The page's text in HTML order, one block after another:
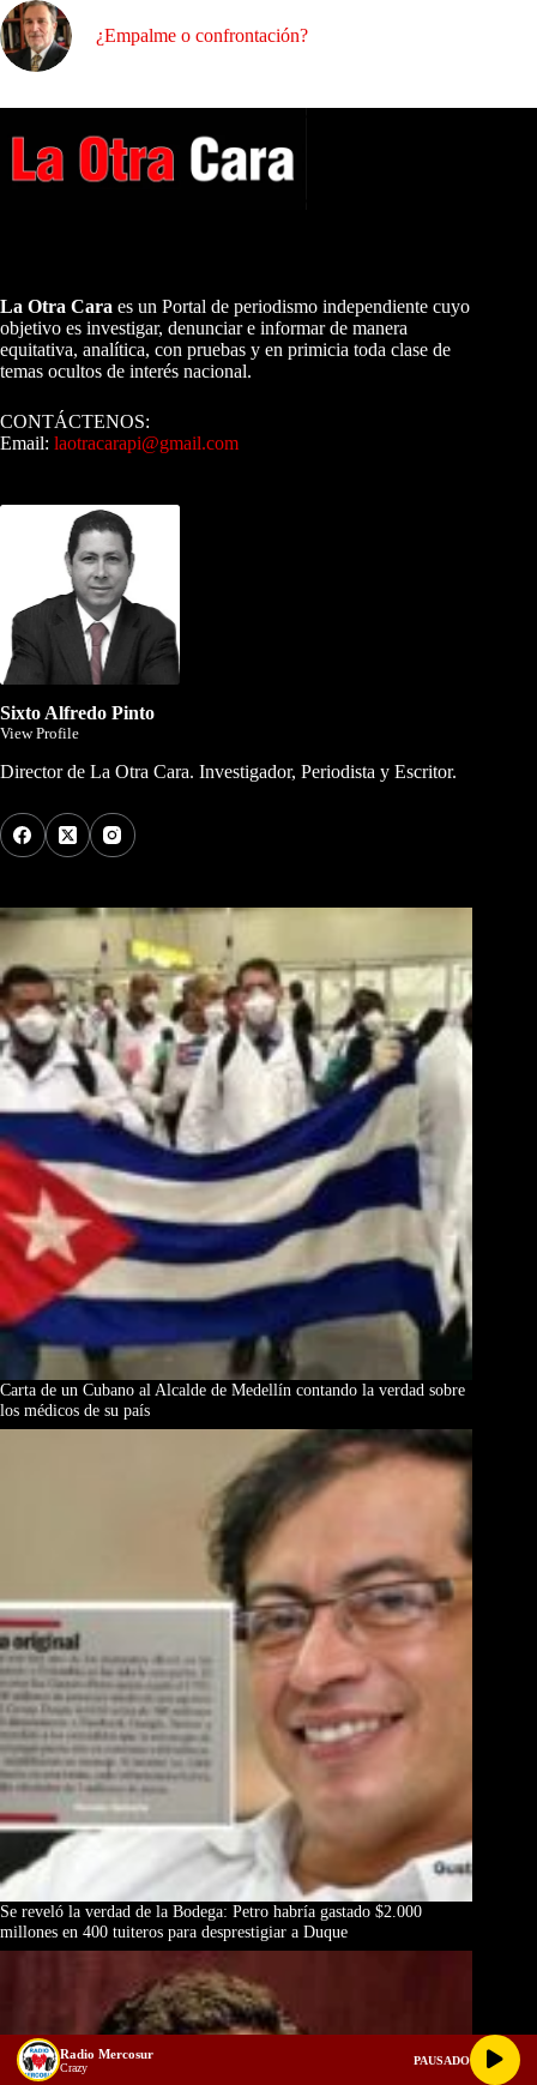
¿Empalme o confrontación?
La Otra Cara es un Portal de periodismo independiente cuyo
objetivo es investigar, denunciar e informar de manera
equitativa, analítica, con pruebas y en primicia toda clase de
temas ocultos de interés nacional.
CONTÁCTENOS:
Email: laotracarapi@gmail.com
Sixto Alfredo Pinto
View Profile
Director de La Otra Cara. Investigador, Periodista y Escritor.
Carta de un Cubano al Alcalde de Medellín contando la verdad sobre
los médicos de su país
Se reveló la verdad de la Bodega: Petro habría gastado $2.000
millones en 400 tuiteros para desprestigiar a Duque
Radio Mercosur
Crazy
PAUSADO